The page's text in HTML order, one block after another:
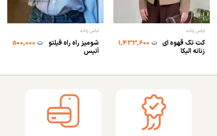
لباس زنانه
کت تک قهوه ای
زنانه الیکا
ت1,433,600
لباس زنانه
شومیز راه راه فیلتو
آنیس
ت500,000